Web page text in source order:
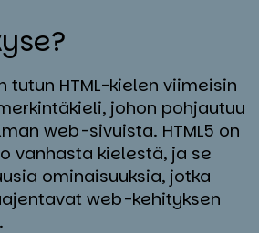
tutun HTML-kielen viimeisin
johon pohjautuu
web-sivuista. HTML5 on
vanhasta kielestä, ja se
ominaisuuksia, jotka
web-kehityksen